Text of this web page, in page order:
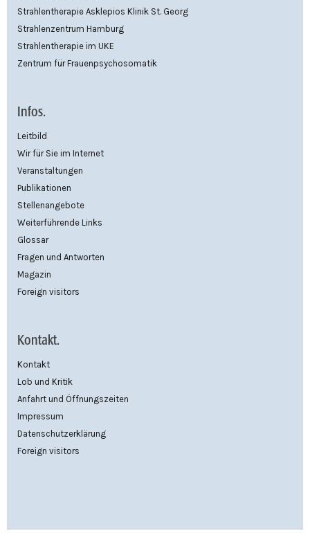
Strahlentherapie Asklepios Klinik St. Georg
Strahlenzentrum Hamburg
Strahlentherapie im UKE
Zentrum für Frauenpsychosomatik
Infos.
Leitbild
Wir für Sie im Internet
Veranstaltungen
Publikationen
Stellenangebote
Weiterführende Links
Glossar
Fragen und Antworten
Magazin
Foreign visitors
Kontakt.
Kontakt
Lob und Kritik
Anfahrt und Öffnungszeiten
Impressum
Datenschutzerklärung
Foreign visitors